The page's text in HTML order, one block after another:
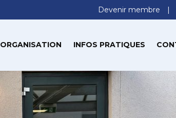
Devenir membre
ORGANISATION INFOS PRATIQUES